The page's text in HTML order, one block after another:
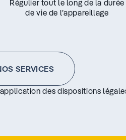
Régulier tout le long de la durée
de vie de l’appareillage
SERVICES
des dispositions